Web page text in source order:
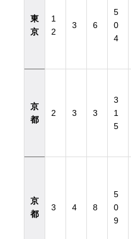
東
京
1
2
3 6
5
0
4
京
都
2 3 3
3
1
5
京
都
3 4 8
5
0
9